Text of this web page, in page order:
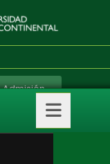
Admisión